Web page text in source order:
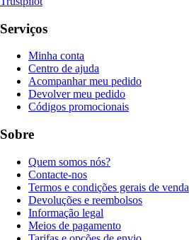
Serviços
Minha conta
Centro de ajuda
Acompanhar meu pedido
Devolver meu pedido
Códigos promocionais
Sobre
Quem somos nós?
Contacte-nos
Termos e condições gerais de venda
Devoluções e reembolsos
Informação legal
Meios de pagamento